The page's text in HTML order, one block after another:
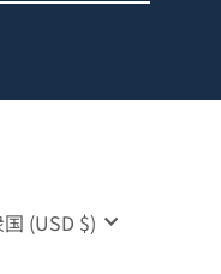
(USD $)